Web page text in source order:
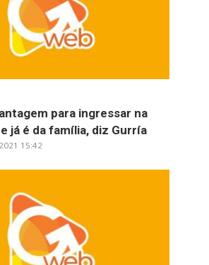
para ingressar na
já é da família, diz Gurría
15:42